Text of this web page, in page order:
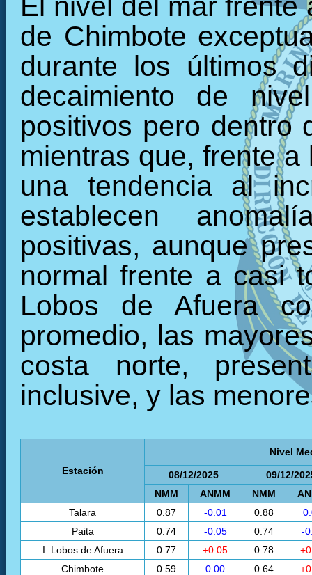
de Chimbote
durante los últimos
decaimiento de
positivos pero dentro
mientras que, frente
una tendencia al
establecen
positivas, aunque
normal frente a casi
Lobos de Afuera
promedio, las
costa norte,
inclusive, y las
Estación
Nivel
08/12/2025
09/12/
NMM
ANMM NMM
Talara
0.87 -0.01 0.88
Paita
0.74 -0.05 0.74
-
I. Lobos de Afuera
0.77 +0.05 0.78
Chimbote
0.59 0.00 0.64